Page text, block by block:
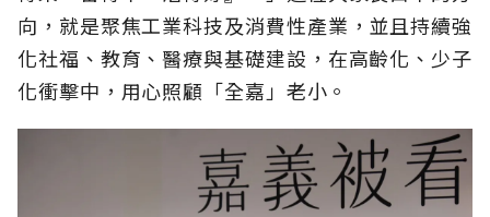
向，就是聚焦工業科技及消費性產業，並且持續強
化社福、教育、醫療與基礎建設，在高齡化、少子
化衝擊中，用心照顧「全嘉」老小。